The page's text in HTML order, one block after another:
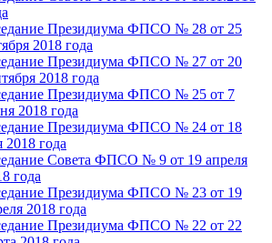
Президиума ФПСО № 28 от 25
2018 года
Президиума ФПСО № 27 от 20
2018 года
Президиума ФПСО № 25 от 7
2018 года
Президиума ФПСО № 24 от 18
2018 года
Совета ФПСО № 9 от 19 апреля
года
Президиума ФПСО № 23 от 19
2018 года
Президиума ФПСО № 22 от 22